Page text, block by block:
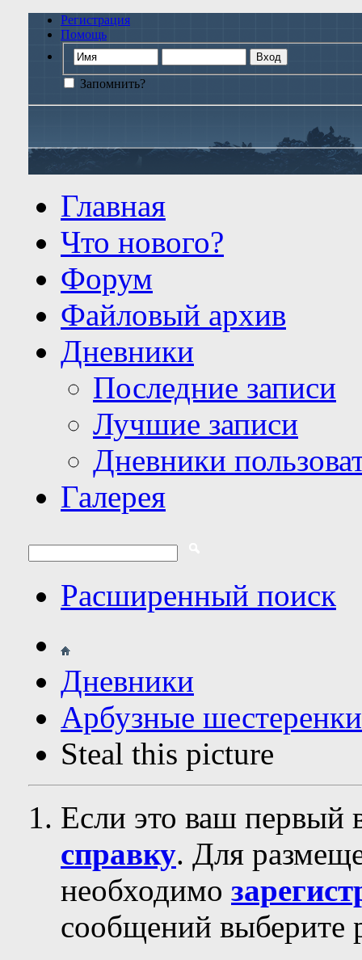
Регистрация
Помощь
Запомнить?
Главная
Что нового?
Форум
Файловый архив
Дневники
Последние записи
Лучшие записи
Дневники
Галерея
Расширенный поиск
Дневники
Арбузные шестеренки
Steal this picture
Если это ваш первый
справку. Для
необходимо
сообщений выберите